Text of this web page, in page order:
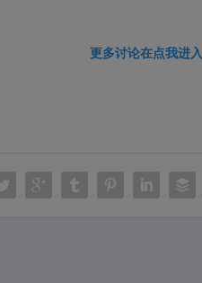
更多讨论在点我进入